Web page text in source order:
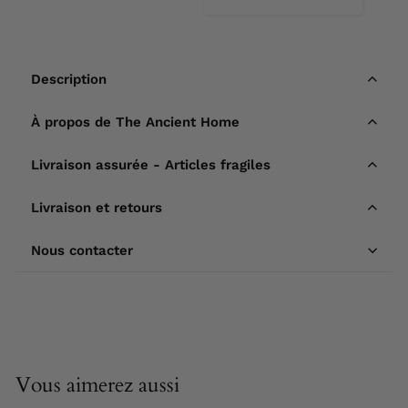
Description
À propos de The Ancient Home
Livraison assurée - Articles fragiles
Livraison et retours
Nous contacter
Vous aimerez aussi